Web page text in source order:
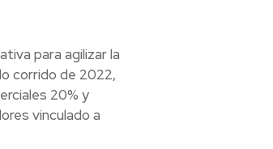
para agilizar la
corrido de 2022,
20% y
vinculado a